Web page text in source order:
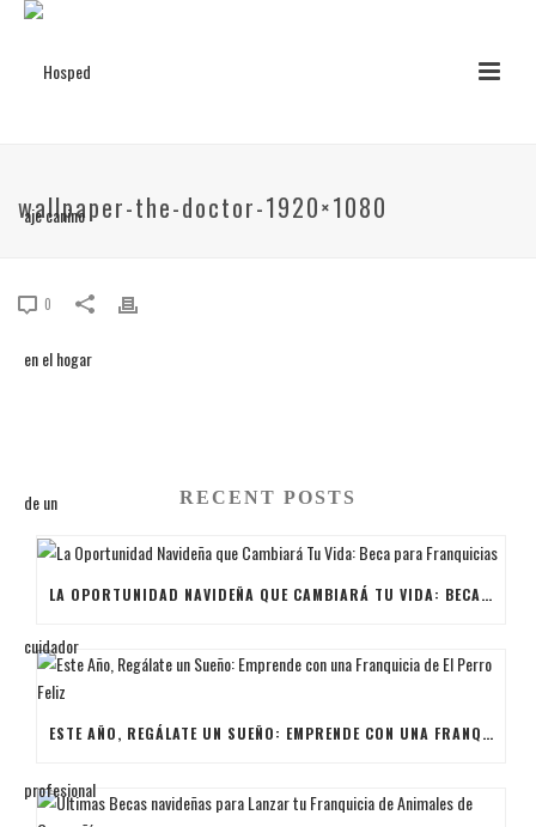
wallpaper-the-doctor-1920×1080
0
RECENT POSTS
LA OPORTUNIDAD NAVIDEÑA QUE CAMBIARÁ TU VIDA: BECA PARA FRANQUICIAS
ESTE AÑO, REGÁLATE UN SUEÑO: EMPRENDE CON UNA FRANQUICIA DE EL PERRO FELIZ